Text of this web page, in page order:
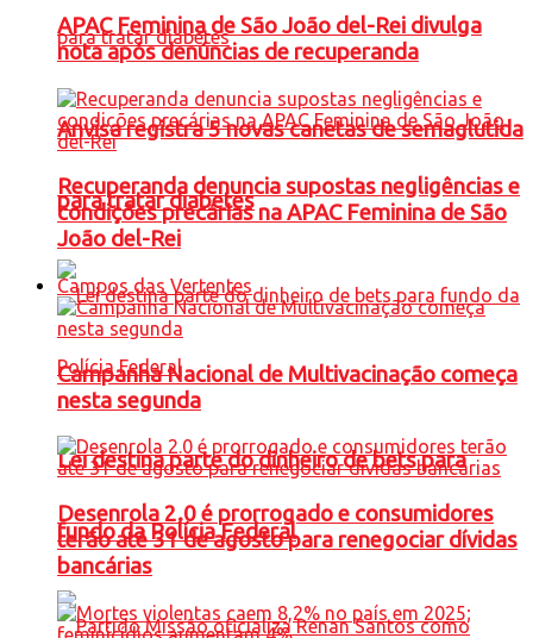
Anvisa registra 5 novas canetas de semaglutida
para tratar diabetes
Lei destina parte do dinheiro de bets para
fundo da Polícia Federal
APAC Feminina de São João del-Rei divulga
nota após denúncias de recuperanda
Recuperanda denuncia supostas negligências e
condições precárias na APAC Feminina de São
João del-Rei
Campos das Vertentes
Campanha Nacional de Multivacinação começa
nesta segunda
Desenrola 2.0 é prorrogado e consumidores
terão até 31 de agosto para renegociar dívidas
bancárias